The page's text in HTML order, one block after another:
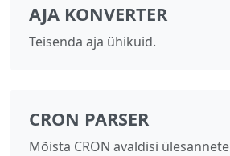
AJA KONVERTER
Teisenda aja ühikuid.
CRON PARSER
Mõista CRON avaldisi ülesannete